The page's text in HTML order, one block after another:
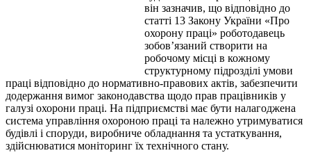
він зазначив, що відповідно до
статті 13 Закону України «Про
охорону праці» роботодавець
зобов’язаний створити на
робочому місці в кожному
структурному підрозділі умови
праці відповідно до нормативно-правових актів, забезпечити
додержання вимог законодавства щодо прав працівників у
галузі охорони праці. На підприємстві має бути налагоджена
система управління охороною праці та належно утримуватися
будівлі і споруди, виробниче обладнання та устаткування,
здійснюватися моніторинг їх технічного стану.